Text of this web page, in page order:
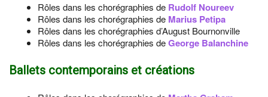
Rôles dans les chorégraphies de Rudolf Noureev
Rôles dans les chorégraphies de Marius Petipa
Rôles dans les chorégraphies d’August Bournonville
Rôles dans les chorégraphies deGeorge Balanchine
Ballets contemporains et créations